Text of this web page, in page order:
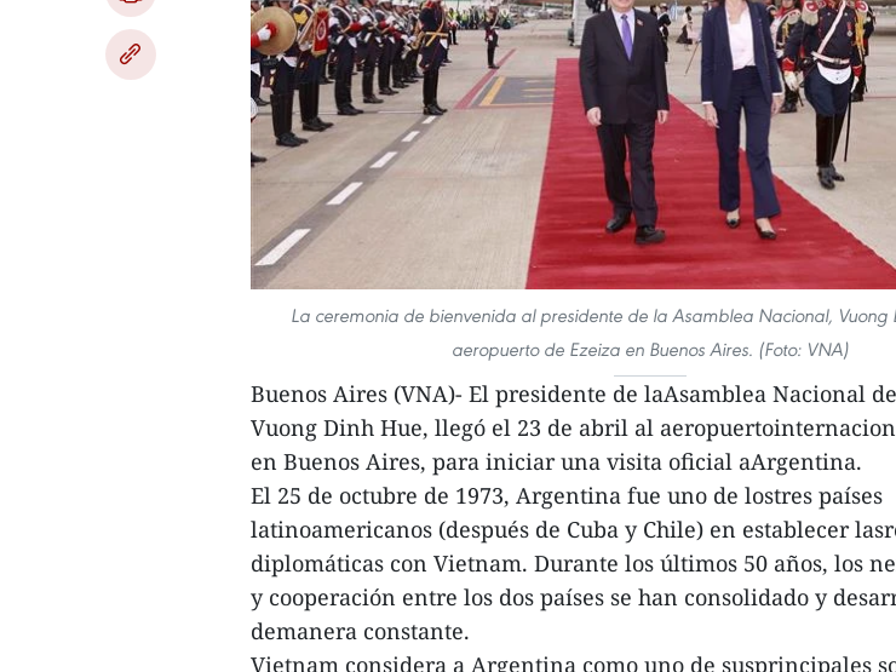
La ceremonia de bienvenida al presidente de la Asamblea Nacional, Vuong
aeropuerto de Ezeiza en Buenos Aires. (Foto: VNA)
Buenos Aires (VNA)- El presidente de laAsamblea Nacional
Vuong Dinh Hue, llegó el 23 de abril al
en Buenos Aires, para iniciar una visita oficial aArgentina.
El 25 de octubre de 1973, Argentina fue uno de lostres países
latinoamericanos (después de Cuba y Chile) en establecer
diplomáticas con Vietnam. Durante los últimos 50 años, los
y cooperación entre los dos países se han consolidado y
demanera constante.
Vietnam considera a Argentina como uno de susprincipales